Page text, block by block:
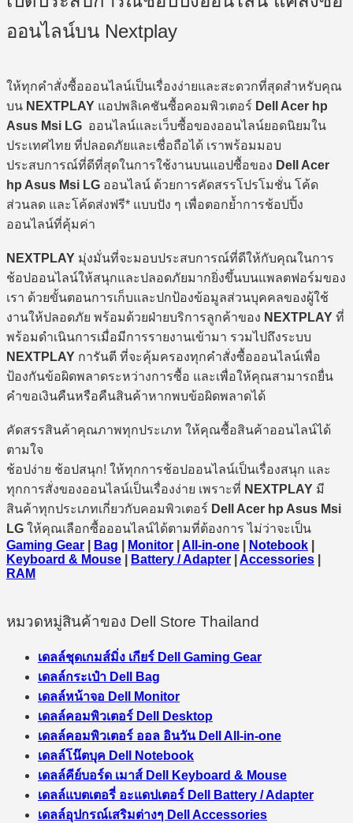
ออนไลน์บน Nextplay
ให้ทุกคำสั่งซื้อออนไลน์เป็นเรื่องง่ายและสะดวกที่สุดสำหรับคุณ
บน NEXTPLAY แอปพลิเคชันซื้อคอมพิวเตอร์ Dell Acer hp
Asus Msi LG ออนไลน์และเว็บซื้อของออนไลน์ยอดนิยมใน
ประเทศไทย ที่ปลอดภัยและเชื่อถือได้ เราพร้อมมอบ
ประสบการณ์ที่ดีที่สุดในการใช้งานบนแอปซื้อของ Dell Acer
hp Asus Msi LG ออนไลน์ ด้วยการคัดสรรโปรโมชั่น โค้ด
ส่วนลด และโค้ดส่งฟรี* แบบปัง ๆ เพื่อตอกย้ำการช้อปปิ้ง
ออนไลน์ที่คุ้มค่า
NEXTPLAY มุ่งมั่นที่จะมอบประสบการณ์ที่ดีให้กับคุณในการ
ช้อปออนไลน์ให้สนุกและปลอดภัยมากยิ่งขึ้นบนแพลตฟอร์มของ
เรา ด้วยขั้นตอนการเก็บและปกป้องข้อมูลส่วนบุคคลของผู้ใช้
งานให้ปลอดภัย พร้อมด้วยฝ่ายบริการลูกค้าของ NEXTPLAY ที่
พร้อมดำเนินการเมื่อมีการรายงานเข้ามา รวมไปถึงระบบ
NEXTPLAY การันตี ที่จะคุ้มครองทุกคำสั่งซื้อออนไลน์เพื่อ
ป้องกันข้อผิดพลาดระหว่างการซื้อ และเพื่อให้คุณสามารถยื่น
คำขอเงินคืนหรือคืนสินค้าหากพบข้อผิดพลาดได้
คัดสรรสินค้าคุณภาพทุกประเภท ให้คุณซื้อสินค้าออนไลน์ได้
ตามใจ
ช้อปง่าย ช้อปสนุก! ให้ทุกการช้อปออนไลน์เป็นเรื่องสนุก และ
ทุกการสั่งของออนไลน์เป็นเรื่องง่าย เพราะที่ NEXTPLAY มี
สินค้าทุกประเภทเกี่ยวกับคอมพิวเตอร์ Dell Acer hp Asus Msi
LG ให้คุณเลือกซื้อออนไลน์ได้ตามที่ต้องการ ไม่ว่าจะเป็น
Gaming Gear
Bag Monitor All-in-one Notebook
Keyboard & Mouse
Battery / Adapter Accessories
RAM
หมวดหมู่สินค้าของ Dell Store Thailand
เดลล์ชุดเกมส์มิ่ง เกียร์ Dell Gaming Gear
เดลล์กระเป๋า Dell Bag
เดลล์หน้าจอ Dell Monitor
เดลล์คอมพิวเตอร์ Dell Desktop
เดลล์คอมพิวเตอร์ ออล อินวัน Dell All-in-one
เดลล์โน๊ตบุค Dell Notebook
เดลล์คีย์บอร์ด เมาส์ Dell Keyboard & Mouse
เดลล์แบตเตอรี่ อะแดปเตอร์ Dell Battery / Adapter
เดลล์อุปกรณ์เสริมต่างๆ Dell Accessories